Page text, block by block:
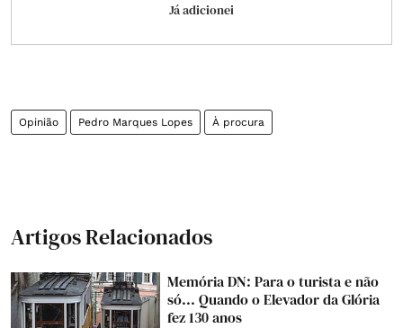
Já adicionei
Opinião Pedro Marques Lopes À procura
Artigos Relacionados
Memória DN: Para o turista e não
só... Quando o Elevador da Glória
fez 130 anos